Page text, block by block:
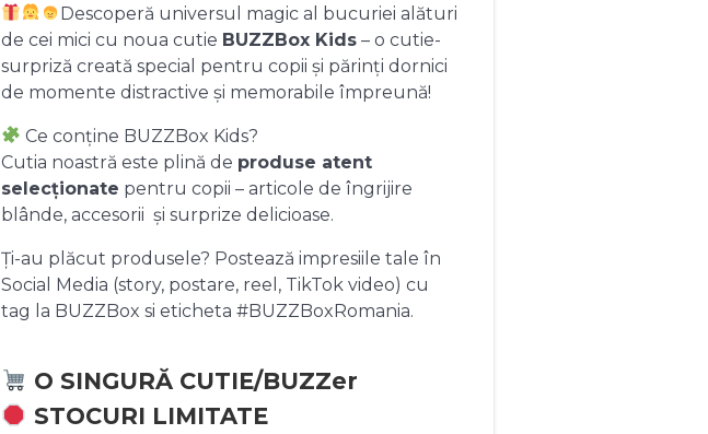
Descoperă universul magic al bucuriei alături
de cei mici cu noua cutie BUZZBox Kids– o cutie-
surpriză creată special pentru copii și părinți dornici
de momente distractive și memorabile împreună!
Ce conține BUZZBox Kids?
Cutia noastră este plină de produse atent
selecționate pentru copii – articole de îngrijire
blânde, accesorii și surprize delicioase.
Ți-au plăcut produsele? Postează impresiile tale în
Social Media (story, postare, reel, TikTok video) cu
tag la BUZZBox si eticheta #BUZZBoxRomania.
O SINGURĂ CUTIE/BUZZer
STOCURI LIMITATE